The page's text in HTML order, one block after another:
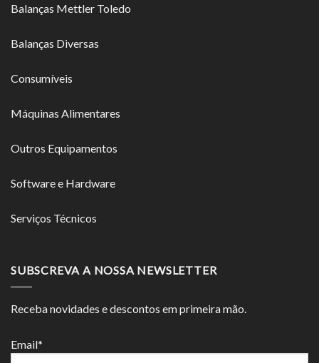
Balanças Mettler Toledo
Balanças Diversas
Consumíveis
Máquinas Alimentares
Outros Equipamentos
Software e Hardware
Serviços Técnicos
SUBSCREVA A NOSSA NEWSLETTER
Receba novidades e descontos em primeira mão.
Email*